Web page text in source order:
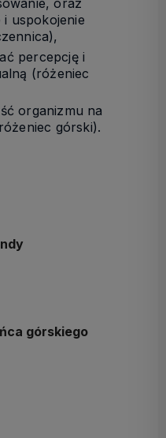
i uspokojenie
percepcję i
(różeniec
organizmu na
górski).
górskiego